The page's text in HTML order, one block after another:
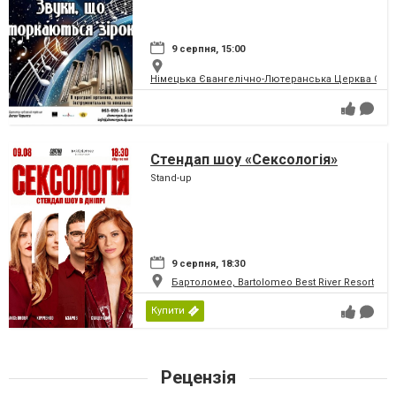
9 серпня, 15:00
Німецька Євангелічно-Лютеранська Церква
Стендап шоу «Сексологія»
Stand-up
9 серпня, 18:30
Бартоломео, Bartolomeo Best River Resort
Купити
Рецензія